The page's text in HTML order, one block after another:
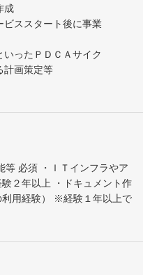
成
ビススタート後に事業
いったＰＤＣＡサイク
計画策定等
等 必須 ・ＩＴインフラやア
２年以上 ・ドキュメント作
利用経験） ※経験１年以上で